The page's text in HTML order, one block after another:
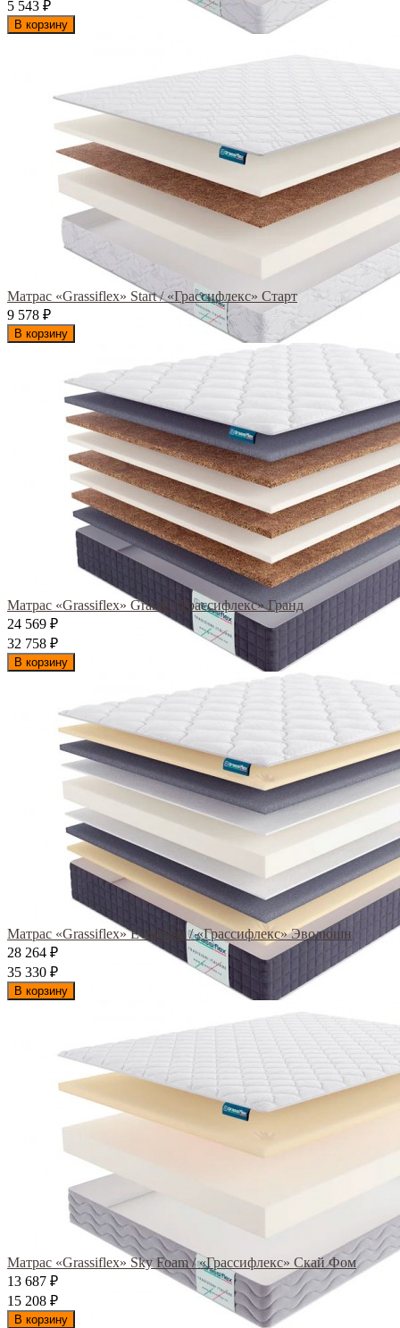
5 543 ₽
В корзину
Матрас «Grassiflex» Start / «Грассифлекс» Старт
9 578 ₽
В корзину
Матрас «Grassiflex» Grand/ «Грассифлекс» Гранд
24 569 ₽
32 758 ₽
В корзину
Матрас «Grassiflex» Evolution / «Грассифлекс» Эволюшн
28 264 ₽
35 330 ₽
В корзину
Матрас «Grassiflex» Sky Foam / «Грассифлекс» Скай Фом
13 687 ₽
15 208 ₽
В корзину